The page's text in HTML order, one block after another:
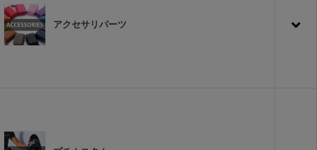
アクセサリパーツ